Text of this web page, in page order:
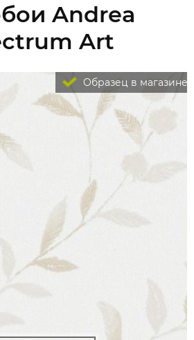
Andrea
Art
Образец в магазине